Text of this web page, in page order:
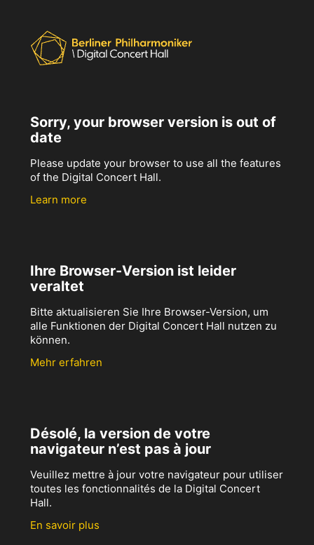
Sorry, your browser version is out of
date
Please update your browser to use all the features
of the Digital Concert Hall.
Learn more
Ihre Browser-Version ist leider
veraltet
Bitte aktualisieren Sie Ihre Browser-Version, um
alle Funktionen der Digital Concert Hall nutzen zu
können.
Mehr erfahren
Désolé, la version de votre
navigateur n’est pas à jour
Veuillez mettre à jour votre navigateur pour utiliser
toutes les fonctionnalités de la Digital Concert
Hall.
En savoir plus